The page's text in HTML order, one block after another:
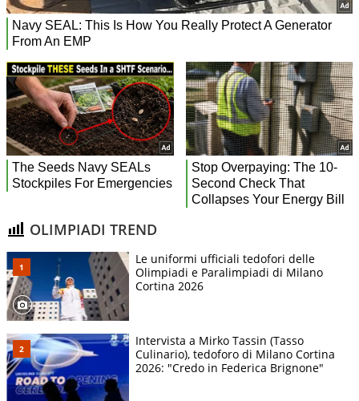
OLIMPIADI TREND
Le uniformi ufficiali tedofori delle
Olimpiadi e Paralimpiadi di Milano
Cortina 2026
Intervista a Mirko Tassin (Tasso
Culinario), tedoforo di Milano Cortina
2026: "Credo in Federica Brignone"